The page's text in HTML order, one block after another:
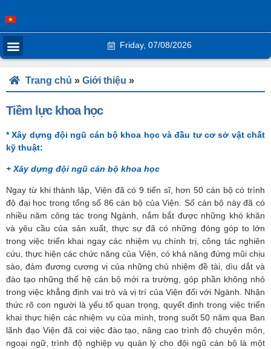
Friday, 07/08/2026
Trang chủ » Giới thiệu »
Tiềm lực khoa học
* Xây dựng đội ngũ cán bộ khoa học và đầu tư cơ sở vật chất
kỹ thuật:
+ Xây dựng đội ngũ cán bộ khoa học
Ngay từ khi thành lập, Viện đã có 9 tiến sĩ, hơn 50 cán bộ có trình
độ đại học trong tổng số 86 cán bộ của Viện. Số cán bộ này đã có
nhiều năm công tác trong Ngành, nắm bắt được những khó khăn
và yêu cầu của sản xuất, thực sự đã có những đóng góp to lớn
trong việc triển khai ngay các nhiệm vụ chính trị, công tác nghiên
cứu, thực hiện các chức năng của Viện, có khả năng đứng mũi chịu
sào, đảm đương cương vị của những chủ nhiệm đề tài, dìu dắt và
đào tạo những thế hệ cán bộ mới ra trường, góp phần không nhỏ
trong việc khẳng định vai trò và vị trí của Viện đối với Ngành. Nhận
thức rõ con người là yếu tố quan trọng, quyết định trong việc triển
khai thực hiện các nhiệm vụ của mình, trong suốt 50 năm qua Ban
lãnh đạo Viện đã coi việc đào tạo, nâng cao trình độ chuyên môn,
ngoại ngữ, trình độ nghiệp vụ quản lý cho đội ngũ cán bộ là một